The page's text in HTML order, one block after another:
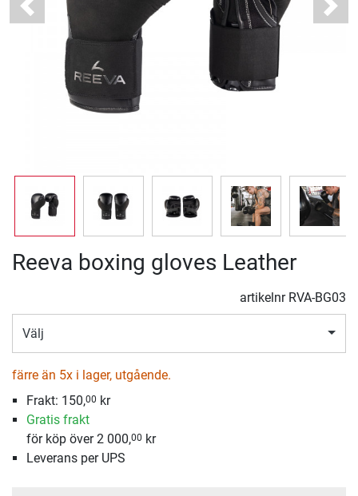
Previous Next
Reeva boxing gloves Leather
artikelnr RVA-BG03
Välj
färre än 5x i lager, utgående.
Frakt: 150,00 kr
Gratis frakt
för köp över 2 000,00 kr
Leverans per UPS